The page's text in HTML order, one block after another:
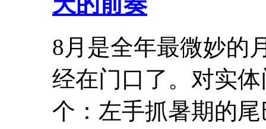
8月是全年最微妙
经在门口了。对实
个：左手抓暑期的